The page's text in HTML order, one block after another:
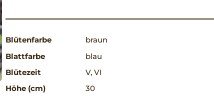
Blütenfarbe
braun
Blattfarbe
blau
Blütezeit
V, VI
Höhe (cm)
30